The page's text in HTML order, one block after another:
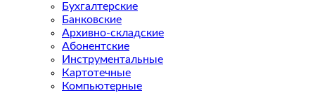
Бухгалтерские
Банковские
Архивно-складские
Абонентские
Инструментальные
Картотечные
Компьютерные